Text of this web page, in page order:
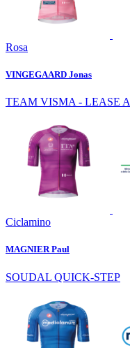
Rosa
VINGEGAARD Jonas
TEAM VISMA - LEASE
Ciclamino
MAGNIER Paul
SOUDAL QUICK-STEP